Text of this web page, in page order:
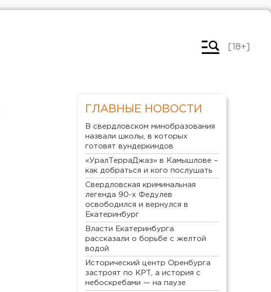
[18+]
ГЛАВНЫЕ НОВОСТИ
В свердловском минобразования
назвали школы, в которых
готовят вундеркиндов
«УралТерраДжаз» в Камышлове –
как добраться и кого послушать
Свердловская криминальная
легенда 90-х Федулев
освободился и вернулся в
Екатеринбург
Власти Екатеринбурга
рассказали о борьбе с желтой
водой
Исторический центр Оренбурга
застроят по КРТ, а история с
небоскребами — на паузе